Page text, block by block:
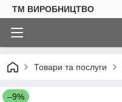
ТМ ВИРОБНИЦТВО
Товари та послуги
–9%